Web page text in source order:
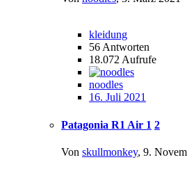
kleidung
56 Antworten
18.072 Aufrufe
noodles
16. Juli 2021
Patagonia R1 Air 1 2
Von skullmonkey, 9.